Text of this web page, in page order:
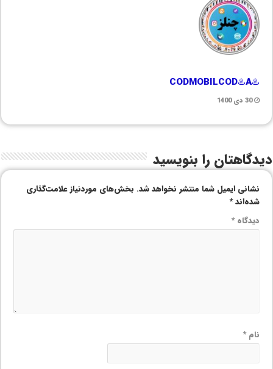
♨️CODMOBILCOD♨️A
30 دی 1400
دیدگاهتان را بنویسید
نشانی ایمیل شما منتشر نخواهد شد. بخش‌های موردنیاز علامت‌گذاری
شده‌اند*
دیدگاه*
نام*